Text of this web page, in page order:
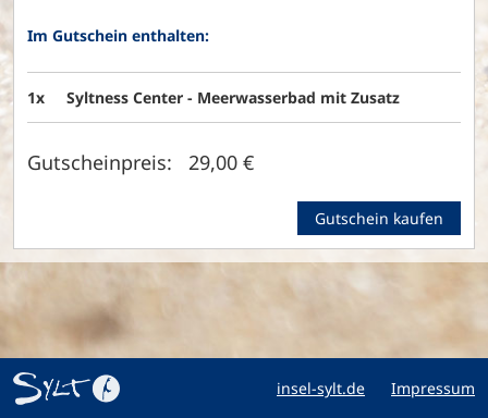
Im Gutschein enthalten:
1x Syltness Center - Meerwasserbad mit Zusatz
Gutscheinpreis: 29,00 €
Gutschein kaufen
insel-sylt.de Impressum